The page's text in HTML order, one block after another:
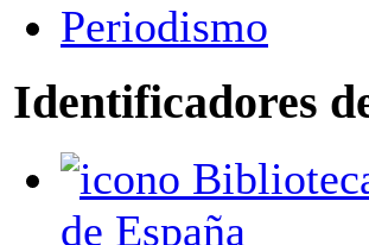
Periodismo
Identificadores
de España